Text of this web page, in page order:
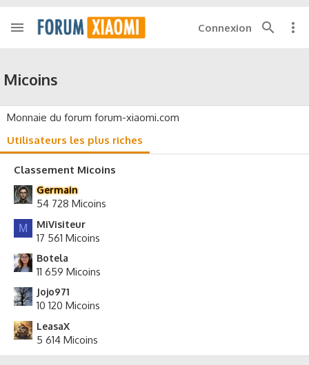
Connexion
Micoins
Monnaie du forum forum-xiaomi.com
Utilisateurs les plus riches
Classement Micoins
Germain
54 728 Micoins
M MiVisiteur
17 561 Micoins
Botela
11 659 Micoins
Jojo971
10 120 Micoins
LeasaX
5 614 Micoins